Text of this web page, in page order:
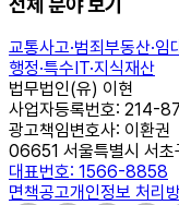
교통사고·범죄 부동산·임
행정·특수 IT·지식재산
법무법인(유) 이현
사업자등록번호: 214-
광고책임변호사: 이환권
06651 서울특별시 서초
대표번호: 1566-8858
면책공고개인정보 처리